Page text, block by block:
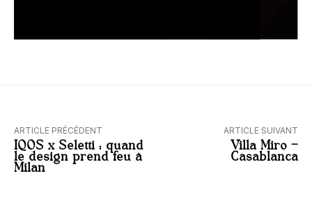
ARTICLE PRÉCÉDENT
IQOS x Seletti : quand
le design prend feu à
Milan
ARTICLE SUIVANT
Villa Miro –
Casablanca